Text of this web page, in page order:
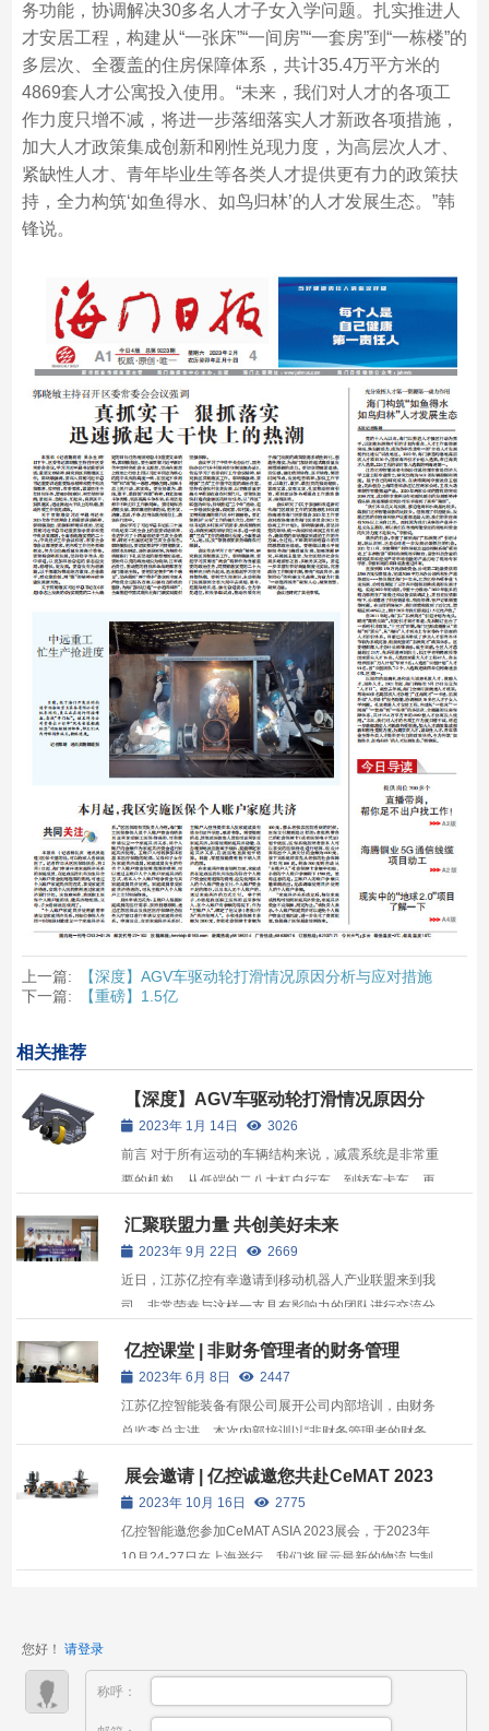
务功能，协调解决30多名人才子女入学问题。扎实推进人
才安居工程，构建从“一张床”“一间房”“一套房”到“一栋楼”的
多层次、全覆盖的住房保障体系，共计35.4万平方米的
4869套人才公寓投入使用。“未来，我们对人才的各项工
作力度只增不减，将进一步落细落实人才新政各项措施，
加大人才政策集成创新和刚性兑现力度，为高层次人才、
紧缺性人才、青年毕业生等各类人才提供更有力的政策扶
持，全力构筑‘如鱼得水、如鸟归林’的人才发展生态。”韩
锋说。
上一篇:
【深度】AGV车驱动轮打滑情况原因分析与应对措施
下一篇:
【重磅】1.5亿
相关推荐
【深度】AGV车驱动轮打滑情况原因分
析与应对措施
2023年 1月 14日
3026
前言 对于所有运动的车辆结构来说，减震系统是非常重
要的机构。从低端的二八大杠自行车，到轿车卡车，再
一是保证动力模组和地面的摩擦力，以便提供充足的动
力。二是减轻因地面不平时、过沟过坎时、地面突然...
汇聚联盟力量 共创美好未来
2023年 9月 22日
2669
近日，江苏亿控有幸邀请到移动机器人产业联盟来到我
司。非常荣幸与这样一支具有影响力的团队进行交流分
亿控课堂 | 非财务管理者的财务管理
2023年 6月 8日
2447
江苏亿控智能装备有限公司展开公司内部培训，由财务
总监李总主讲。本次内部培训以“非财务管理者的财务
管理的误区以及沟通与演练四个方面阐述。李总以幽默
诙谐的演讲方式，通俗易懂的语言表达，让大家很好地
认识到财...
展会邀请 | 亿控诚邀您共赴CeMAT 2023
2023年 10月 16日
2775
亿控智能邀您参加CeMAT ASIA 2023展会，于2023年
10月24-27日在上海举行。我们将展示最新的物流与制
您好！ 请登录
称呼：